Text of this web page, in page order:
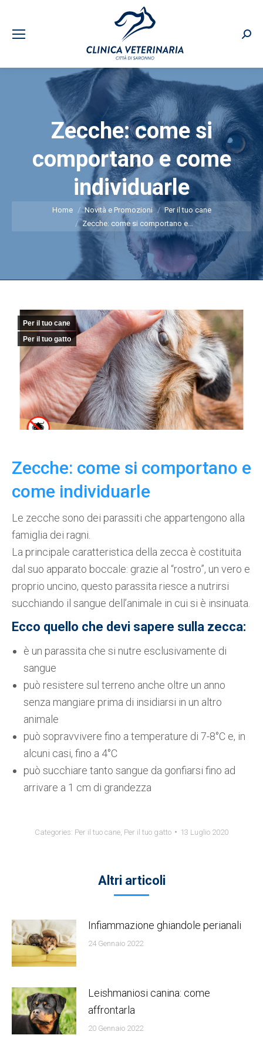
Zecche: come si
comportano e come
individuarle
You are here:
Home Novità e Promozioni
Per il tuo cane
Zecche: come si comportano e…
Per il tuo cane
Per il tuo gatto
Zecche: come si comportano e
come individuarle
Le zecche sono dei parassiti che appartengono alla
famiglia dei ragni.
La principale caratteristica della zecca è costituita
dal suo apparato boccale: grazie al “rostro”, un vero e
proprio uncino, questo parassita riesce a nutrirsi
succhiando il sangue dell’animale in cui si è insinuata.
Ecco quello che devi sapere sulla zecca:
è un parassita che si nutre esclusivamente di
sangue
può resistere sul terreno anche oltre un anno
senza mangiare prima di insidiarsi in un altro
animale
può sopravvivere fino a temperature di 7-8°C e, in
alcuni casi, fino a 4°C
può succhiare tanto sangue da gonfiarsi fino ad
arrivare a 1 cm di grandezza
Categories: Per il tuo cane Per il tuo gatto 13 Luglio 2020
Altri articoli
Infiammazione ghiandole perianali
24 Gennaio 2022
Leishmaniosi canina: come
affrontarla
20 Gennaio 2022